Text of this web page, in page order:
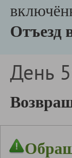
Отъезд
День